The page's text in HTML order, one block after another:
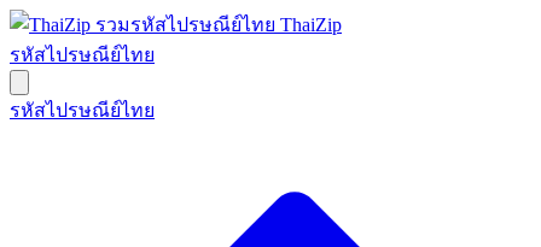
ThaiZip
รหัสไปรษณีย์ไทย
รหัสไปรษณีย์ไทย